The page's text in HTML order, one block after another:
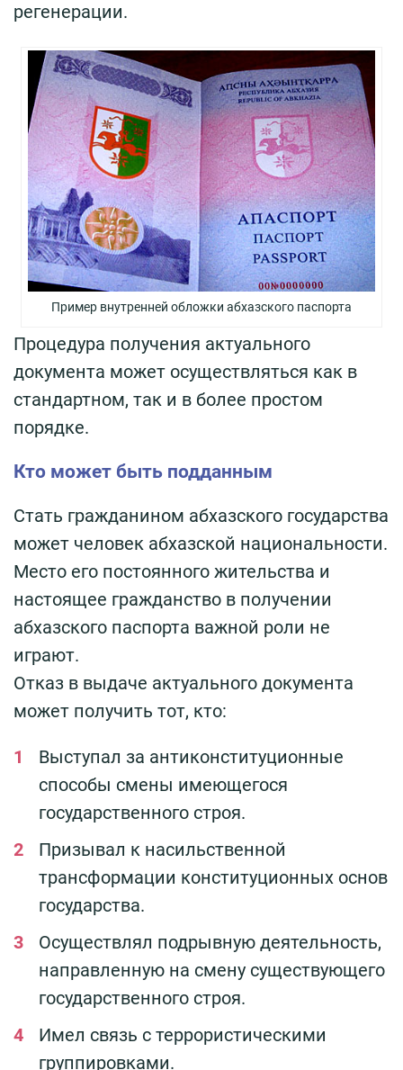
регенерации.
Пример внутренней обложки абхазского паспорта
Процедура получения актуального
документа может осуществляться как в
стандартном, так и в более простом
порядке.
Кто может быть подданным
Стать гражданином абхазского государства
может человек абхазской национальности.
Место его постоянного жительства и
настоящее гражданство в получении
абхазского паспорта важной роли не
играют.
Отказ в выдаче актуального документа
может получить тот, кто:
Выступал за антиконституционные
способы смены имеющегося
государственного строя.
Призывал к насильственной
трансформации конституционных основ
государства.
Осуществлял подрывную деятельность,
направленную на смену существующего
государственного строя.
Имел связь с террористическими
группировками.